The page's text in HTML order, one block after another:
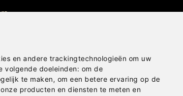
en andere trackingtechnologieën om uw
volgende doeleinden: om de
te maken, om een betere ervaring op de
producten en diensten te meten en